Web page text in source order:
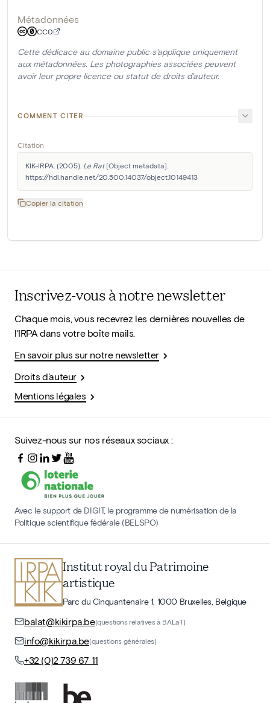
Métadonnées
CC0
Cette dédicace au domaine public s'applique uniquement
aux métadonnées. Les photographies associées peuvent
avoir leur propre licence ou statut de droits d'auteur.
COMMENT CITER
Citation
KIK-IRPA. (2005). Le Rat [Object metadata].
https://hdl.handle.net/20.500.14037/object.10149413
Copier la citation
Inscrivez-vous à notre newsletter
Chaque mois, vous recevrez les dernières nouvelles de
l'IRPA dans votre boîte mails.
En savoir plus sur notre newsletter
Droits d'auteur
Mentions légales
Suivez-nous sur nos réseaux sociaux :
Avec le support de DIGIT, le programme de numérisation de la
Politique scientifique fédérale (BELSPO)
Institut royal du Patrimoine
artistique
Parc du Cinquantenaire 1, 1000 Bruxelles, Belgique
balat@kikirpa.be(questions relatives à BALaT)
info@kikirpa.be(questions générales)
+32 (0)2 739 67 11